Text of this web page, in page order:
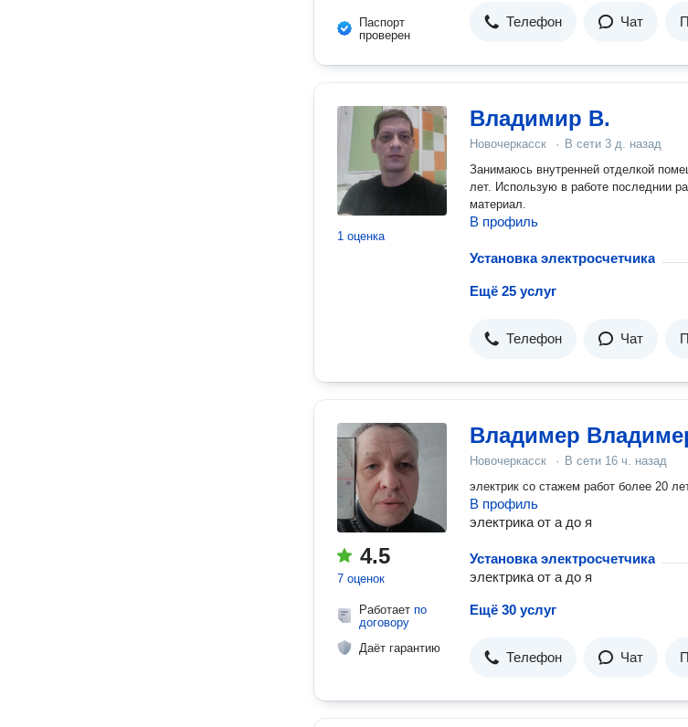
Паспорт
проверен
Телефон Чат
1 оценка
Владимир В.
Новочеркасск · В сети 3 д. назад
Занимаюсь внутренней отделкой
лет. Использую в работе последнии
материал.
В профиль
Установка электросчетчика
Ещё 25 услуг
Телефон Чат
4.5
7 оценок
Работает по
договору
Даёт гарантию
Владимер
Новочеркасск · В сети 16 ч. назад
электрик со стажем работ более 20
В профиль
электрика от а до я
Установка электросчетчика
электрика от а до я
Ещё 30 услуг
Телефон Чат